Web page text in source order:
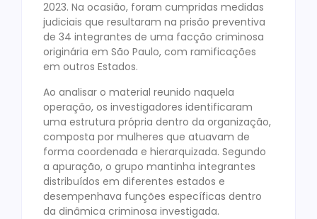
2023. Na ocasião, foram cumpridas medidas
judiciais que resultaram na prisão preventiva
de 34 integrantes de uma facção criminosa
originária em São Paulo, com ramificações
em outros Estados.
Ao analisar o material reunido naquela
operação, os investigadores identificaram
uma estrutura própria dentro da organização,
composta por mulheres que atuavam de
forma coordenada e hierarquizada. Segundo
a apuração, o grupo mantinha integrantes
distribuídos em diferentes estados e
desempenhava funções específicas dentro
da dinâmica criminosa investigada.